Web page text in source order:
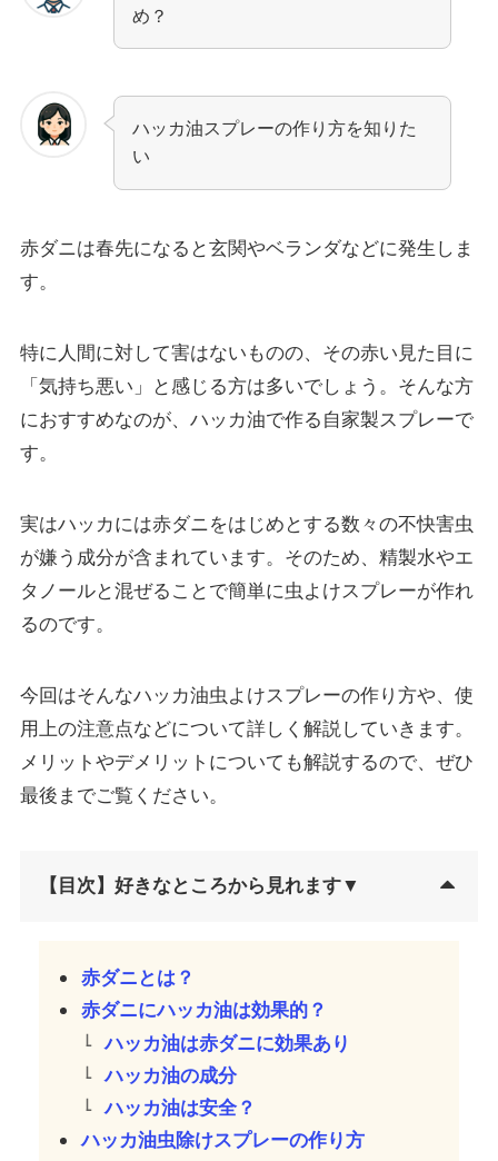
め？
ハッカ油スプレーの作り方を知りた
い
赤ダニは春先になると玄関やベランダなどに発生しま
す。
特に人間に対して害はないものの、その赤い見た目に
「気持ち悪い」と感じる方は多いでしょう。 そんな方
におすすめなのが、ハッカ油で作る自家製スプレーで
す。
実はハッカには赤ダニをはじめとする数々の不快害虫
が嫌う成分が含まれています。 そのため、精製水やエ
タノールと混ぜることで簡単に虫よけスプレーが作れ
るのです。
今回はそんなハッカ油虫よけスプレーの作り方や、使
用上の注意点などについて詳しく解説していきます。
メリットやデメリットについても解説するので、ぜひ
最後までご覧ください。
【目次】好きなところから見れます▼
赤ダニとは？
赤ダニにハッカ油は効果的 ？
ハッカ油は赤ダニに効果あり
ハッカ油の成分
ハッカ油は安全？
ハッカ油虫除けスプレーの作り方